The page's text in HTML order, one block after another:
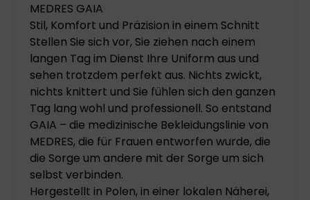
MEDRES GAIA
Stil, Komfort und Präzision in einem Schnitt
Stellen Sie sich vor, Sie ziehen nach einem
langen Tag im Dienst Ihre Uniform aus und
sehen trotzdem perfekt aus. Nichts zwickt,
nichts knittert und Sie fühlen sich den ganzen
Tag lang wohl und professionell. So entstand
GAIA – die medizinische Bekleidungslinie von
MEDRES, die für Frauen entworfen wurde, die
die Sorge um andere mit der Sorge um sich
selbst verbinden.
Hergestellt in Polen, in einer lokalen Näherei,